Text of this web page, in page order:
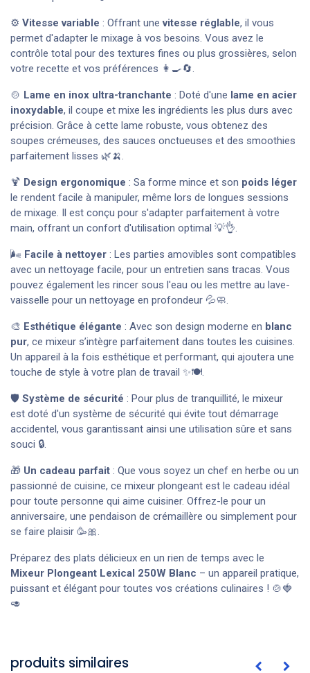
⚙️ Vitesse variable : Offrant unevitesse réglable, il vous
permet d'adapter le mixage à vos besoins. Vous avez le
contrôle total pour des textures fines ou plus grossières, selon
votre recette et vos préférences 👩‍🍳🔄.
🍲 Lame en inox ultra-tranchante : Doté d'une lame en acier
inoxydable, il coupe et mixe les ingrédients les plus durs avec
précision. Grâce à cette lame robuste, vous obtenez des
soupes crémeuses, des sauces onctueuses et des smoothies
parfaitement lisses 🌿🍌.
🍹 Design ergonomique : Sa forme mince et son poids léger
le rendent facile à manipuler, même lors de longues sessions
de mixage. Il est conçu pour s'adapter parfaitement à votre
main, offrant un confort d'utilisation optimal 💡👌.
🌬️ Facile à nettoyer : Les parties amovibles sont compatibles
avec un nettoyage facile, pour un entretien sans tracas. Vous
pouvez également les rincer sous l'eau ou les mettre au lave-
vaisselle pour un nettoyage en profondeur 💦🧼.
🎨 Esthétique élégante : Avec son design moderne en blanc
pur, ce mixeur s’intègre parfaitement dans toutes les cuisines.
Un appareil à la fois esthétique et performant, qui ajoutera une
touche de style à votre plan de travail ✨🍽️.
🛡️ Système de sécurité : Pour plus de tranquillité, le mixeur
est doté d'un système de sécurité qui évite tout démarrage
accidentel, vous garantissant ainsi une utilisation sûre et sans
souci 🔒.
🎁 Un cadeau parfait : Que vous soyez un chef en herbe ou un
passionné de cuisine, ce mixeur plongeant est le cadeau idéal
pour toute personne qui aime cuisiner. Offrez-le pour un
anniversaire, une pendaison de crémaillère ou simplement pour
se faire plaisir 🥳🎀.
Préparez des plats délicieux en un rien de temps avec le
Mixeur Plongeant Lexical 250W Blanc – un appareil pratique,
puissant et élégant pour toutes vos créations culinaires ! 🍲🍓
🥑
produits similaires